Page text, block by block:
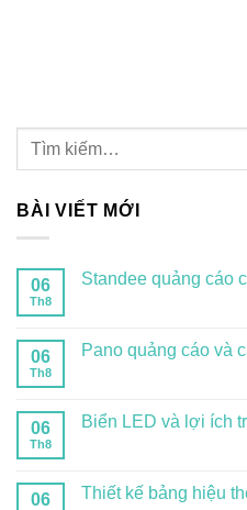
BÀI VIẾT MỚI
06
Th8
Standee quảng cáo
06
Th8
Pano quảng cáo và
06
Th8
Biển LED và lợi ích
06 Thiết kế bảng hiệu